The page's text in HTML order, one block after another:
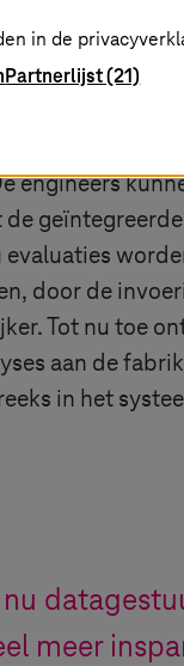
op en
engineers
door de
Tot nu toe
aan de
in het
nu
meer
in de
Partnerlijst (21)